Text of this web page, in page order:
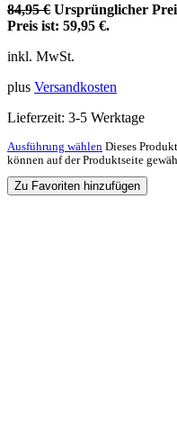
84,95€ Ursprünglicher
Preis ist: 59,95 €.
inkl. MwSt.
plus Versandkosten
Lieferzeit: 3-5 Werktage
Ausführung wählen Dieses
können auf der Produktseite
Zu Favoriten hinzufügen